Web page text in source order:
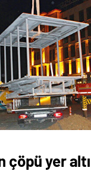
çöpü yer